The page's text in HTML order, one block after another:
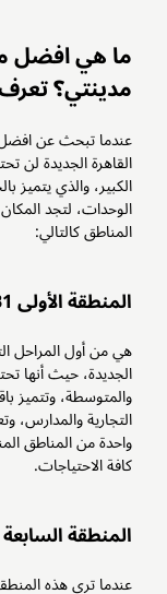
ما هي افضل
مدينتي؟
عندما تبحث عن
القاهرة الجديدة لن
الكبير، والذي
الوحدات، لتجد
المناطق كالتالي:
المنطقة الأولى B1
هي من أول المراحل
الجديدة، حيث أنها
والمتوسطة، وتتميز
التجارية والمدارس،
واحدة من المناطق
كافة الاحتياجات.
المنطقة السابعة B7
عندما ترى هذه